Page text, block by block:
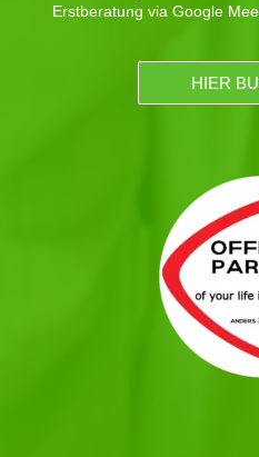
Erstberatung via Google
HIER